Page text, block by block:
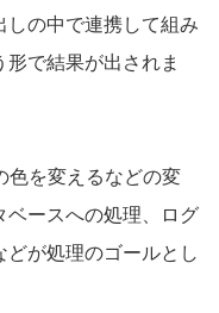
の中で連携して組み
で結果が出されま
色を変えるなどの変
ースへの処理、ログ
が処理のゴールとし